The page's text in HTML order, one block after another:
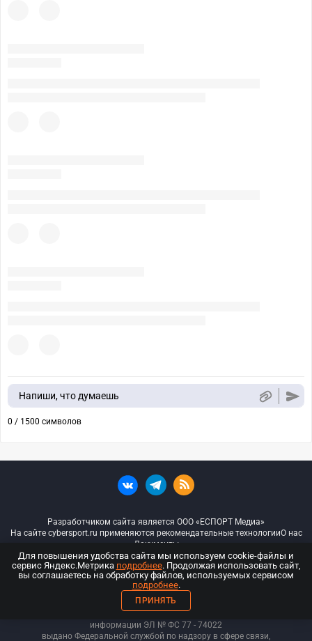
Напиши, что думаешь
0 / 1500 символов
Разработчиком сайта является ООО «ЕСПОРТ Медиа»
На сайте cybersport.ru применяются рекомендательные технологииО нас
Документы
© ООО «Киберспорт.ру» — Все права защищены
18+
ООО «Киберспорт.ру». Свидетельство о регистрации средств массовой
информации ЭЛ № ФС 77 - 74022
выдано Федеральной службой по надзору в сфере связи,
Для повышения удобства сайта мы используем cookie-файлы и
сервис Яндекс.Метрика подробнее. Продолжая использовать сайт,
вы соглашаетесь на обработку файлов, используемых сервисом
подробнее.
ПРИНЯТЬ